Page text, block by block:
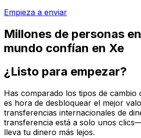
Empieza a enviar
Millones de personas
mundo confían en Xe
¿Listo para empezar?
Has comparado los tipos de cambio
es hora de desbloquear el mejor
transferencias internacionales de
transferencia está a solo unos
lleva tu dinero más lejos.